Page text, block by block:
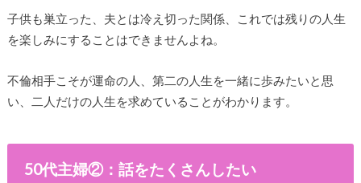
子供も巣立った、夫とは冷え切った関係、これでは残りの人生
を楽しみにすることはできませんよね。
不倫相手こそが運命の人、第二の人生を一緒に歩みたいと思
い、二人だけの人生を求めていることがわかります。
50代主婦②：話をたくさんしたい